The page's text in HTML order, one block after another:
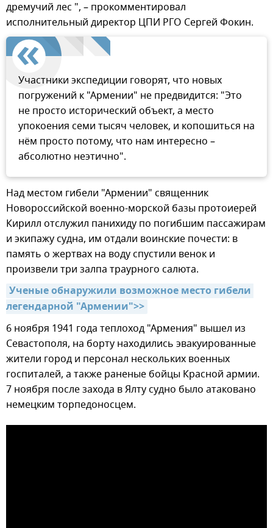
дремучий лес ", – прокомментировал
исполнительный директор ЦПИ РГО Сергей Фокин.
Участники экспедиции говорят, что новых
погружений к "Армении" не предвидится: "Это
не просто исторический объект, а место
упокоения семи тысяч человек, и копошиться на
нём просто потому, что нам интересно –
абсолютно неэтично".
Над местом гибели "Армении" священник
Новороссийской военно-морской базы протоиерей
Кирилл отслужил панихиду по погибшим пассажирам
и экипажу судна, им отдали воинские почести: в
память о жертвах на воду спустили венок и
произвели три залпа траурного салюта.
Ученые обнаружили возможное место гибели
легендарной "Армении">>
6 ноября 1941 года теплоход "Армения" вышел из
Севастополя, на борту находились эвакуированные
жители город и персонал нескольких военных
госпиталей, а также раненые бойцы Красной армии.
7 ноября после захода в Ялту судно было атаковано
немецким торпедоносцем.